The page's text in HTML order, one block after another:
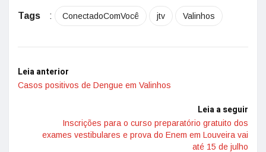
Tags : ConectadoComVocê jtv Valinhos
Leia anterior
Casos positivos de Dengue em Valinhos
Leia a seguir
Inscrições para o curso preparatório gratuito dos
exames vestibulares e prova do Enem em Louveira vai
até 15 de julho